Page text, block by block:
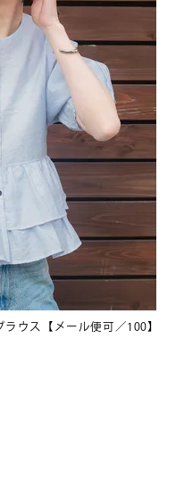
ウス【メール便可／100】